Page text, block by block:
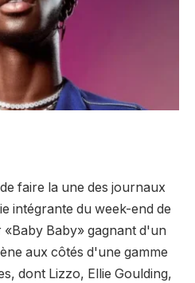
faire la une des journaux
intégrante du week-end de
Baby» gagnant d'un
aux côtés d'une gamme
dont Lizzo, Ellie Goulding,